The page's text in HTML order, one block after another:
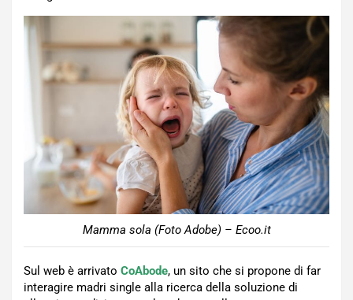
Mamma sola (Foto Adobe) – Ecoo.it
Sul web è arrivato CoAbode, un sito che si propone di far
interagire madri single alla ricerca della soluzione di